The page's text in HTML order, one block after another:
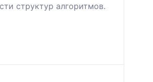
структур алгоритмов.